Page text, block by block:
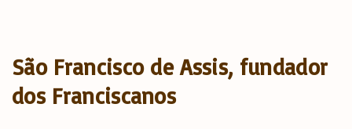
São Francisco de Assis, fundador
dos Franciscanos